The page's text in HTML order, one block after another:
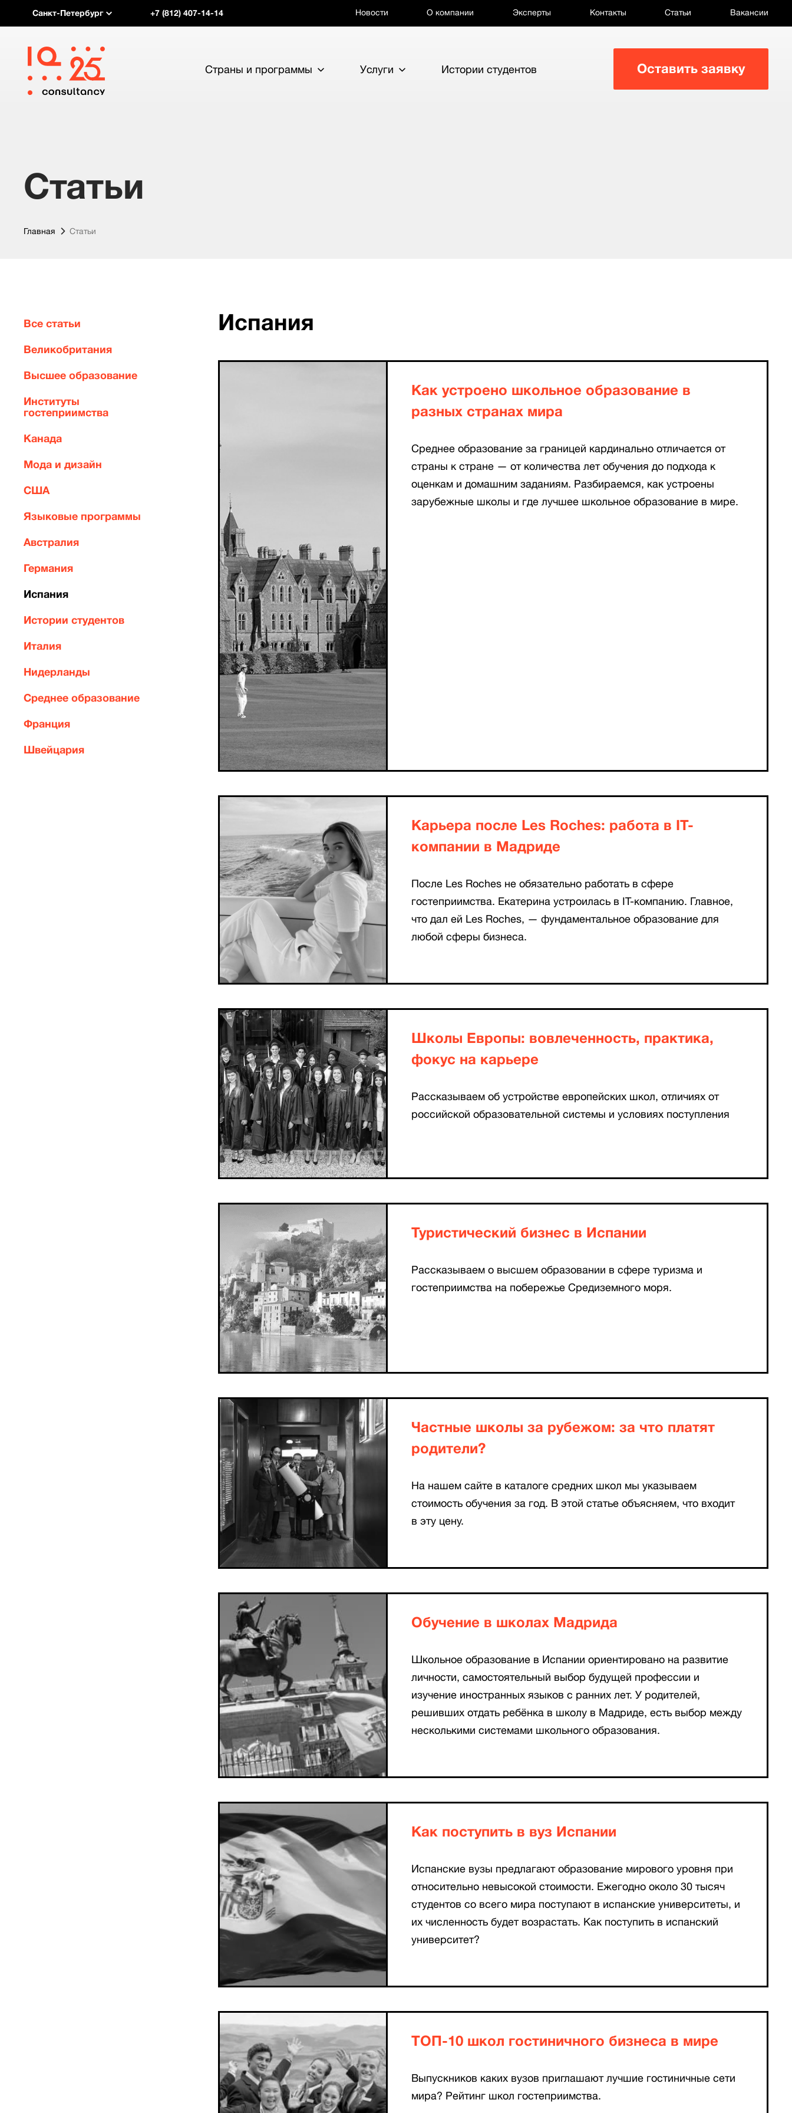
Санкт-Петербург +7 (812) 407-14-14 Новости О компании Эксперты Контакты Статьи Вакансии
Страны и программы Услуги Истории студентов Оставить заявку
Статьи
Главная Статьи
Все статьи
Великобритания
Высшее образование
Институты
гостеприимства
Канада
Мода и дизайн
США
Языковые программы
Австралия
Германия
Испания
Истории студентов
Италия
Нидерланды
Среднее образование
Франция
Швейцария
Испания
Как устроено школьное образование в
разных странах мира
Среднее образование за границей кардинально отличается от
страны к стране — от количества лет обучения до подхода к
оценкам и домашним заданиям. Разбираемся, как устроены
зарубежные школы и где лучшее школьное образование в мире.
Карьера после Les Roches: работа в IT-
компании в Мадриде
После Les Roches не обязательно работать в сфере
гостеприимства. Екатерина устроилась в IT-компанию. Главное,
что дал ей Les Roches, — фундаментальное образование для
любой сферы бизнеса.
Школы Европы: вовлеченность, практика,
фокус на карьере
Рассказываем об устройстве европейских школ, отличиях от
российской образовательной системы и условиях поступления
Туристический бизнес в Испании
Рассказываем о высшем образовании в сфере туризма и
гостеприимства на побережье Средиземного моря.
Частные школы за рубежом: за что платят
родители?
На нашем сайте в каталоге средних школ мы указываем
стоимость обучения за год. В этой статье объясняем, что входит
в эту цену.
Обучение в школах Мадрида
Школьное образование в Испании ориентировано на развитие
личности, самостоятельный выбор будущей профессии и
изучение иностранных языков с ранних лет. У родителей,
решивших отдать ребёнка в школу в Мадриде, есть выбор между
несколькими системами школьного образования.
Как поступить в вуз Испании
Испанские вузы предлагают образование мирового уровня при
относительно невысокой стоимости. Ежегодно около 30 тысяч
студентов со всего мира поступают в испанские университеты, и
их численность будет возрастать. Как поступить в испанский
университет?
ТОП-10 школ гостиничного бизнеса в мире
Выпускников каких вузов приглашают лучшие гостиничные сети
мира? Рейтинг школ гостеприимства.